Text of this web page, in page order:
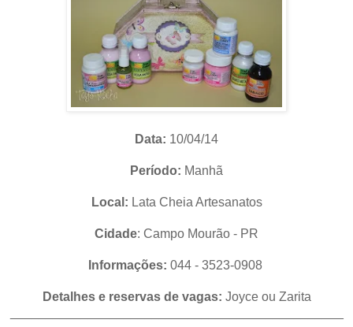
Data: 10/04/14
Período: Manhã
Local: Lata Cheia Artesanatos
Cidade: Campo Mourão - PR
Informações: 044 - 3523-0908
Detalhes e reservas de vagas: Joyce ou Zarita